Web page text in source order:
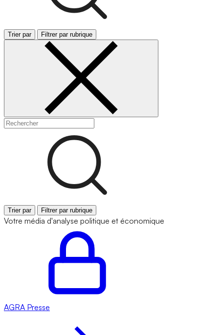
Trier par Filtrer par rubrique
Trier par Filtrer par rubrique
Votre média d'analyse politique et économique
AGRA Presse